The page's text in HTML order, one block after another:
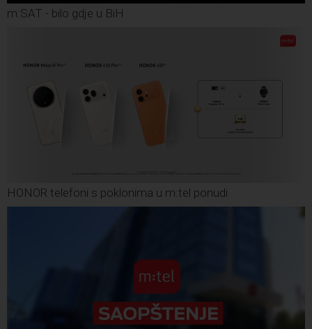
m:SAT - bilo gdje u BiH
HONOR telefoni s poklonima u m:tel ponudi